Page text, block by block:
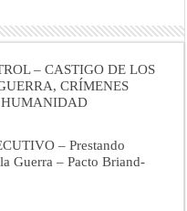
– CASTIGO DE LOS
CRÍMENES
HUMANIDAD
– Prestando
Guerra – Pacto Briand-